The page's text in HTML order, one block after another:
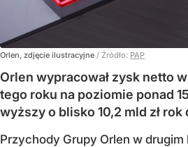
Orlen, zdjęcie ilustracyjne / Źródło: PAP
Orlen wypracował zysk netto
tego roku na poziomie ponad
wyższy o blisko 10,2 mld zł rok
Przychody Grupy Orlen w